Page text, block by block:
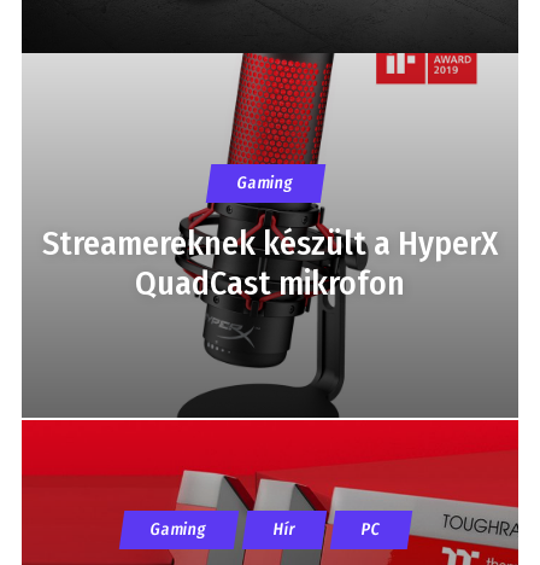
Gaming
Streamereknek készült a HyperX
QuadCast mikrofon
Gaming Hír PC